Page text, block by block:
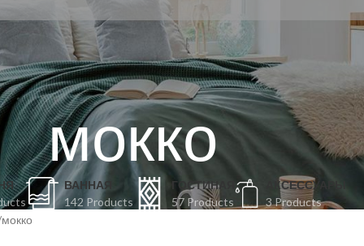
мокко
ВАННАЯ
142 Products
ГОСТИНАЯ
57 Products
АКСЕССУАРЫ
3 Products
мокко